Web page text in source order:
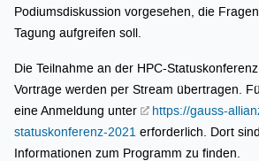
Podiumsdiskussion vorgesehen, die
Tagung aufgreifen soll.
Die Teilnahme an der HPC-
Vorträge werden per Stream übertragen.
eine Anmeldung unter
https://gauss-
statuskonferenz-2021 erforderlich. Dort
Informationen zum Programm zu finden.